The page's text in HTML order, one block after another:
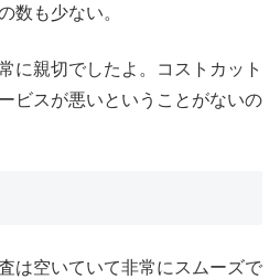
数も少ない。
に親切でしたよ。コストカット
ビスが悪いということがないの
は空いていて非常にスムーズで